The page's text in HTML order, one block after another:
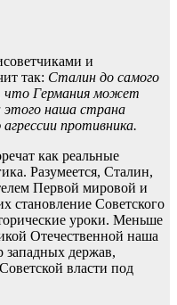
и
так: Сталин до самого
что Германия может
этого наша страна
противника.
как реальные
Разумеется, Сталин,
Первой мировой и
становление Советского
уроки. Меньше
Отечественной наша
западных держав,
власти под